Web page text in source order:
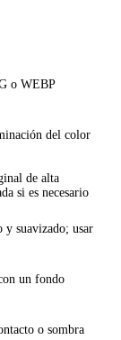
o WEBP
del color
de alta
si es necesario
suavizado; usar
un fondo
o sombra